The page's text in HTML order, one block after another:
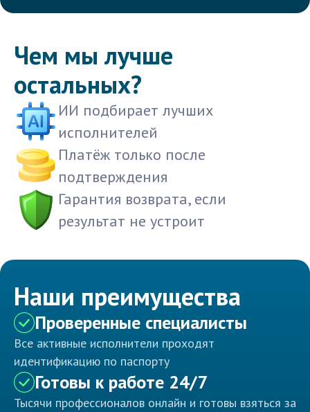
Чем мы лучше
остальных?
ИИ подбирает лучших
исполнителей
Платёж только после
подтверждения
Гарантия возврата, если
результат не устроит
Наши преимущества
Проверенные специалисты
Все активные исполнители проходят
идентификацию по паспорту
Готовы к работе 24/7
Тысячи профессионалов онлайн и готовы взяться за